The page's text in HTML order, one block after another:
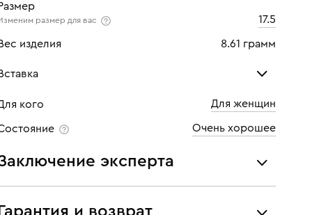
размер для вас 17.5
изделия 8.61 грамм
Бриллиант
Количество 1 шт
Каратность 0,16
кого Для женщин
Очень хорошее
эксперта
украшения проходят экспертизу подлинности и
характеристикам ювелирных изделий,
Гарантия и возврат